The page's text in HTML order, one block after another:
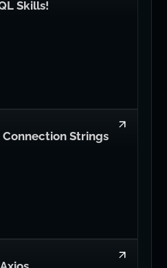
Skills!
Strings